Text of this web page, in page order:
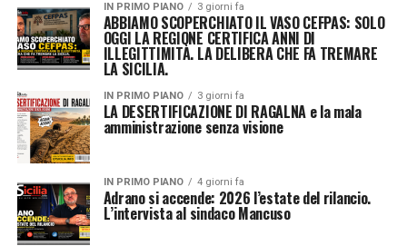
IN PRIMO PIANO 3 giorni fa
ABBIAMO SCOPERCHIATO IL VASO CEFPAS: SOLO
OGGI LA REGIONE CERTIFICA ANNI DI
ILLEGITTIMITÀ. LA DELIBERA CHE FA TREMARE
LA SICILIA.
IN PRIMO PIANO 3 giorni fa
LA DESERTIFICAZIONE DI RAGALNA e la mala
amministrazione senza visione
IN PRIMO PIANO 4 giorni fa
Adrano si accende: 2026 l’estate del rilancio.
L’intervista al sindaco Mancuso